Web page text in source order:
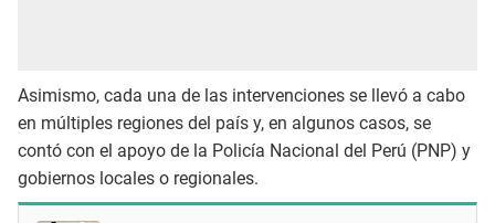
Asimismo, cada una de las intervenciones se llevó a cabo
en múltiples regiones del país y, en algunos casos, se
contó con el apoyo de la Policía Nacional del Perú (PNP) y
gobiernos locales o regionales.